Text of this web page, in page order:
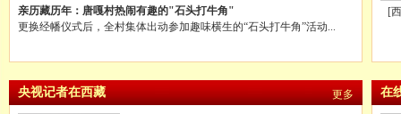
亲历藏历年：唐嘎村热闹有趣的"石头打牛角"
更换经幡仪式后，全村集体出动参加趣味横生的“石头打牛角”活动...
[
央视记者在西藏 更多 在